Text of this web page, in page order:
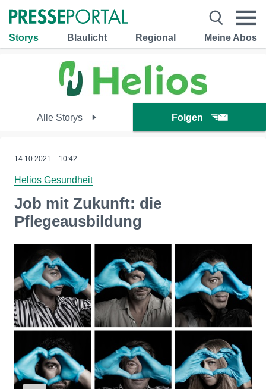
Storys Blaulicht Regional Meine Abos
Alle Storys Folgen
14.10.2021 – 10:42
Helios Gesundheit
Job mit Zukunft: die
Pflegeausbildung